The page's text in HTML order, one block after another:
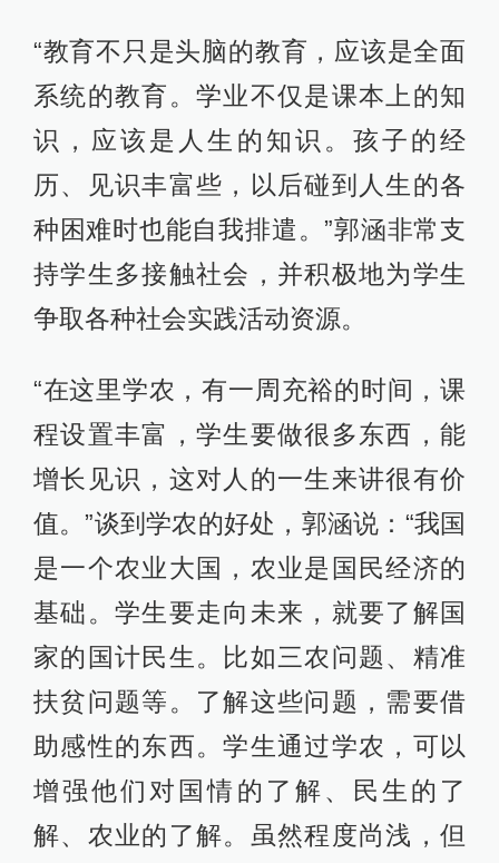
“教育不只是头脑的教育，应该是全面
系统的教育。学业不仅是课本上的知
识，应该是人生的知识。孩子的经
历、见识丰富些，以后碰到人生的各
种困难时也能自我排遣。”郭涵非常支
持学生多接触社会，并积极地为学生
争取各种社会实践活动资源。
“在这里学农，有一周充裕的时间，课
程设置丰富，学生要做很多东西，能
增长见识，这对人的一生来讲很有价
值。”谈到学农的好处，郭涵说：“我国
是一个农业大国，农业是国民经济的
基础。学生要走向未来，就要了解国
家的国计民生。比如三农问题、精准
扶贫问题等。了解这些问题，需要借
助感性的东西。学生通过学农，可以
增强他们对国情的了解、民生的了
解、农业的了解。虽然程度尚浅，但